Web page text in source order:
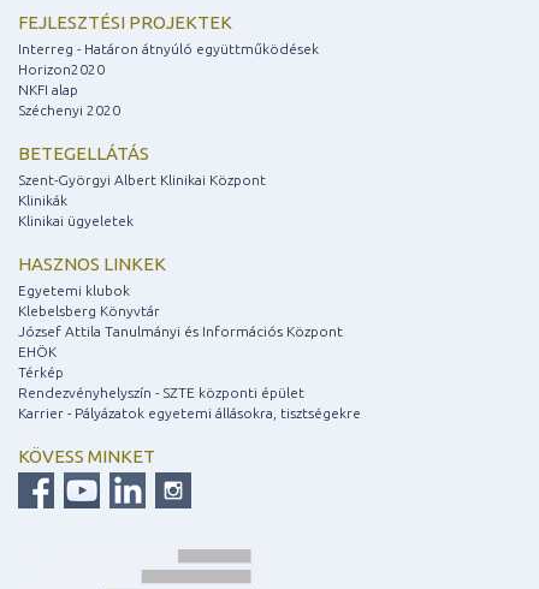
FEJLESZTÉSI PROJEKTEK
Interreg - Határon átnyúló együttműködések
Horizon2020
NKFI alap
Széchenyi 2020
BETEGELLÁTÁS
Szent-Györgyi Albert Klinikai Központ
Klinikák
Klinikai ügyeletek
HASZNOS LINKEK
Egyetemi klubok
Klebelsberg Könyvtár
József Attila Tanulmányi és Információs Központ
EHÖK
Térkép
Rendezvényhelyszín - SZTE központi épület
Karrier - Pályázatok egyetemi állásokra, tisztségekre
KÖVESS MINKET